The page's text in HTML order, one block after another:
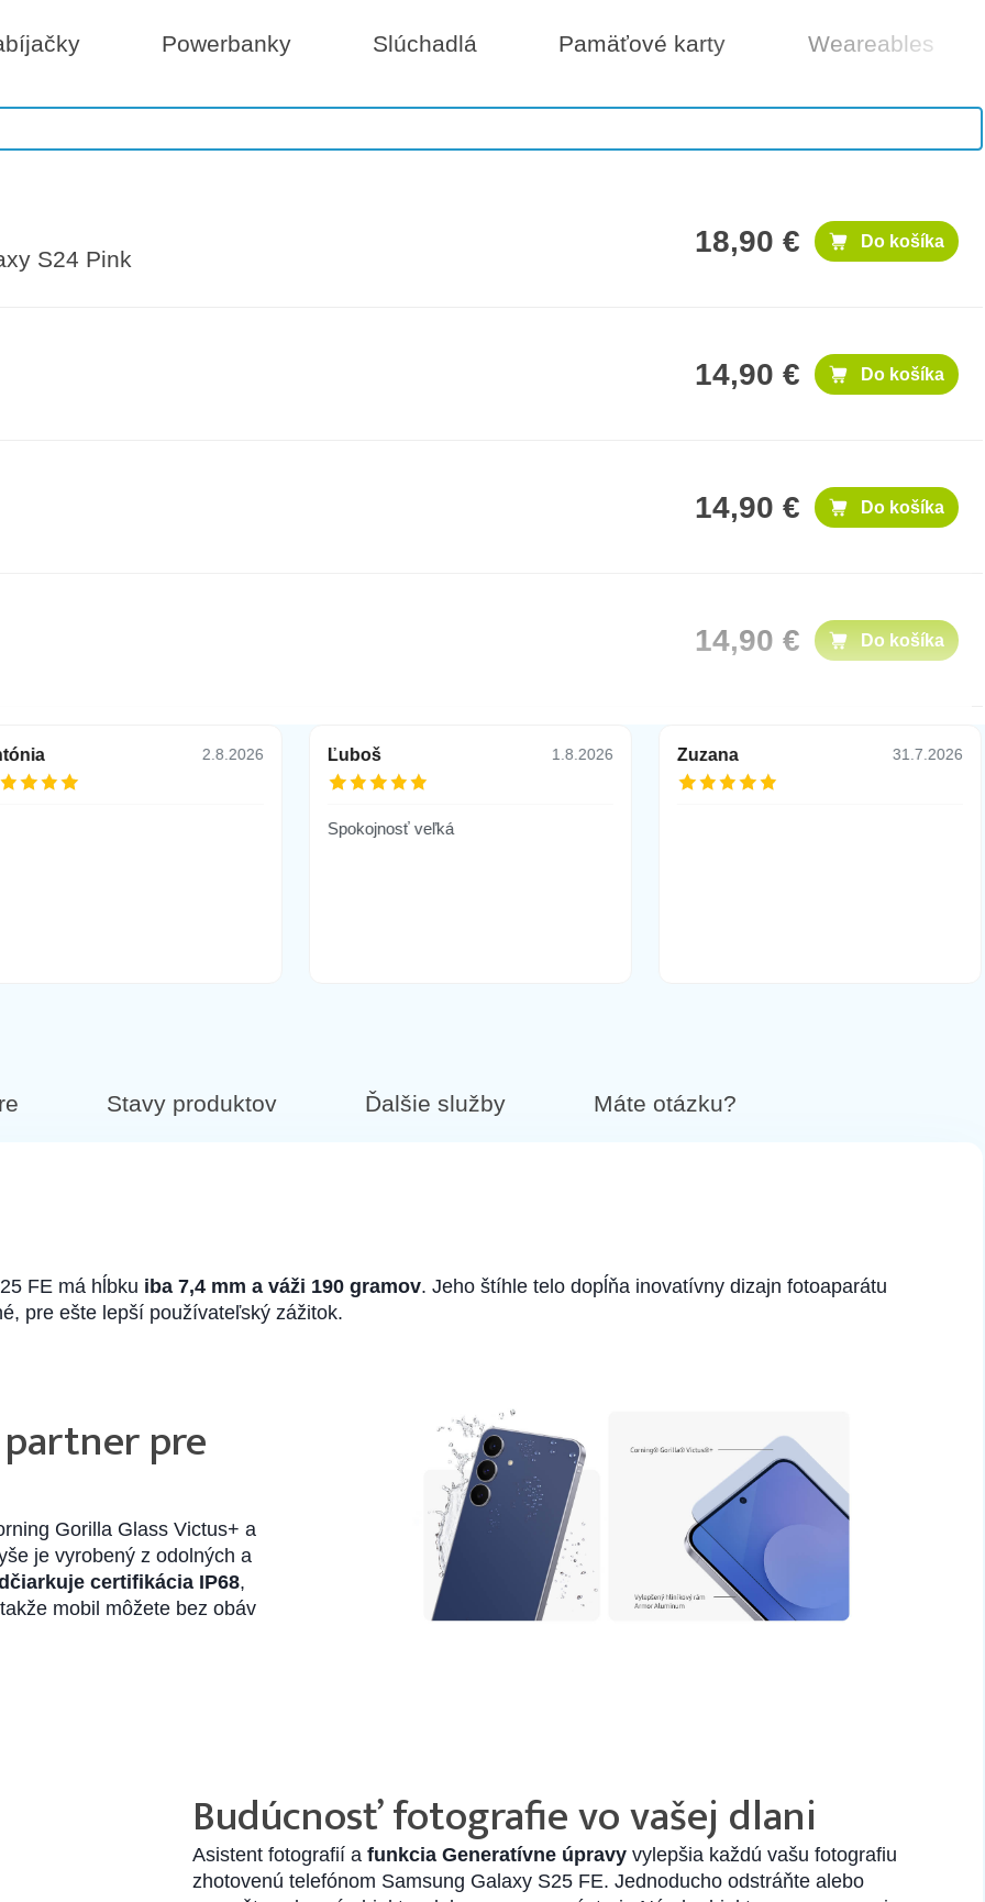
100 € Do košíka
Powerbanky Slúchadlá Pamäťové karty Weareables
S24 Pink
18,90 € Do košíka
14,90 € Do košíka
14,90 € Do košíka
14,90 € Do košíka
14,90 €
Galaxy S24 biely
purpurová
16,90 €
snov zelené
16,90 €
2.8.2026 Ľuboš 1.8.2026
Spokojnosť veľká
Zuzana 31.7.2026
Stavy produktov Ďalšie služby Máte otázku?
FE má hĺbku iba 7,4 mm a váži 190 gramov. Jeho štíhle telo dopĺňa inovatívny dizajn fotoaparátu
pre ešte lepší používateľský zážitok.
partner pre
Gorilla Glass Victus+ a
je vyrobený z odolných a
certifikácia IP68,
mobil môžete bez obáv
Budúcnosť fotografie vo vašej dlani
Asistent fotografií a funkcia Generatívne úpravyvylepšia každú vašu fotografiu
zhotovenú telefónom Samsung Galaxy S25 FE. Jednoducho odstráňte alebo